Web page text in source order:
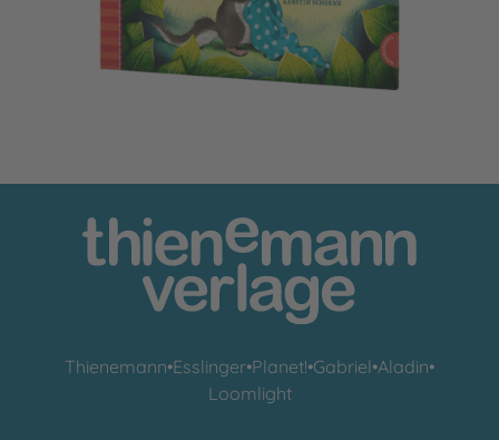
Thienemann•Esslinger•Planet!•Gabriel•Aladin•
Loomlight